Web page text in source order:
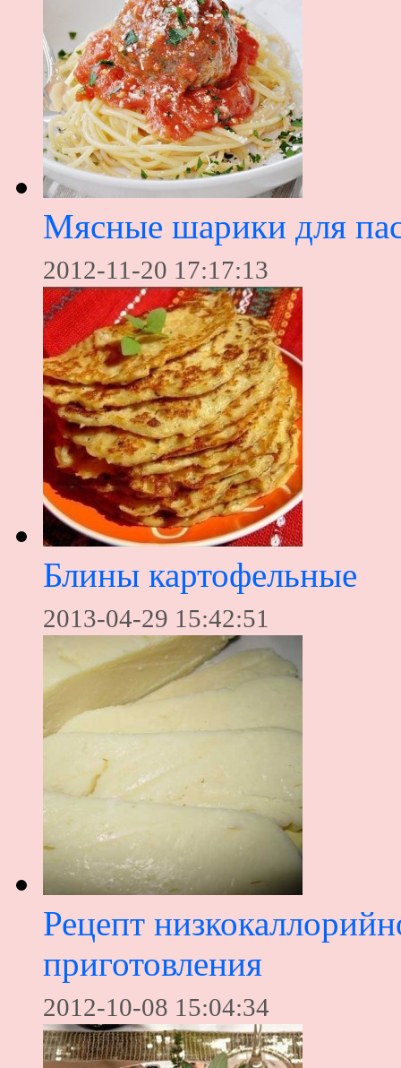
Мясные шарики для
2012-11-20 17:17:13
Блины картофельные
2013-04-29 15:42:51
Рецепт
приготовления
2012-10-08 15:04:34